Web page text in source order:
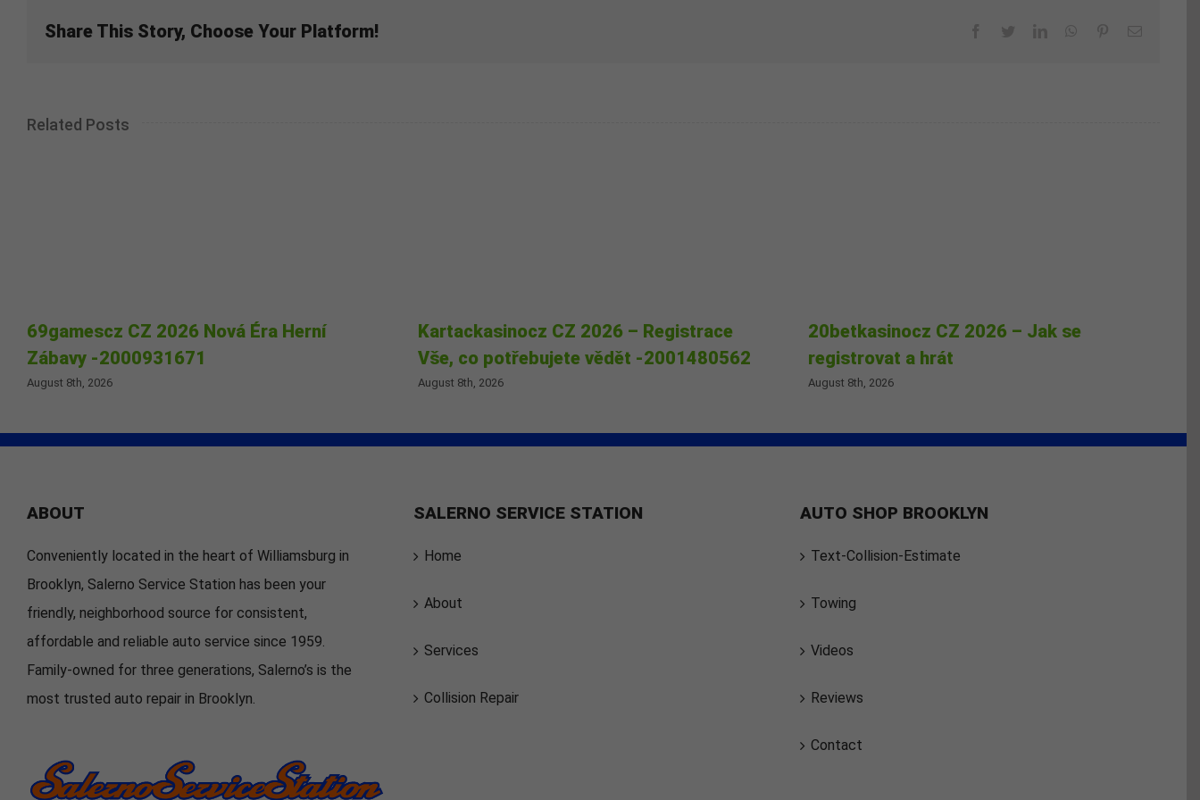
Share This Story, Choose Your Platform!
Related Posts
69gamescz CZ 2026 Nová Éra Herní
Zábavy -2000931671
August 8th, 2026
Kartackasinocz CZ 2026 – Registrace
Vše, co potřebujete vědět -2001480562
August 8th, 2026
20betkasinocz CZ 2026 – Jak se
registrovat a hrát
August 8th, 2026
ABOUT
Conveniently located in the heart of Williamsburg in
Brooklyn, Salerno Service Station has been your
friendly, neighborhood source for consistent,
affordable and reliable auto service since 1959.
Family-owned for three generations, Salerno’s is the
most trusted auto repair in Brooklyn.
SALERNO SERVICE STATION
Home
About
Services
Collision Repair
AUTO SHOP BROOKLYN
Text-Collision-Estimate
Towing
Videos
Reviews
Contact